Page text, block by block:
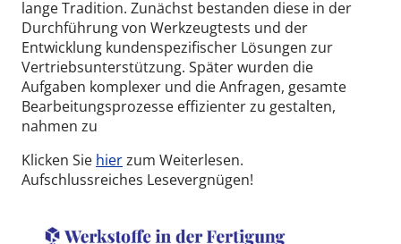
lange Tradition. Zunächst bestanden diese in der
Durchführung von Werkzeugtests und der
Entwicklung kundenspezifischer Lösungen zur
Vertriebsunterstützung. Später wurden die
Aufgaben komplexer und die Anfragen, gesamte
Bearbeitungsprozesse effizienter zu gestalten,
nahmen zu
Klicken Sie hierzum Weiterlesen.
Aufschlussreiches Lesevergnügen!